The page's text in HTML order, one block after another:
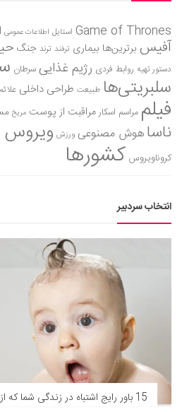
Game of Thrones استایل اطلاعات عمومی
آفیس برترین‌ها بیماری ترفند ترند جنگ
دستور تهیه روابط فردی رژیم غذاییسرطان
سلبریتی‌ها طبیعت طراحی داخلی
فیلم مراسم اسکارمراقبت از پوست مریخ
ناساهوش مصنوعی ورزش ویروس
کروناویروس کشورها
انتخاب سردبیر
15 باور رایج اشتباه در زندگی شما که از نظر علمی حقیقت ندارند